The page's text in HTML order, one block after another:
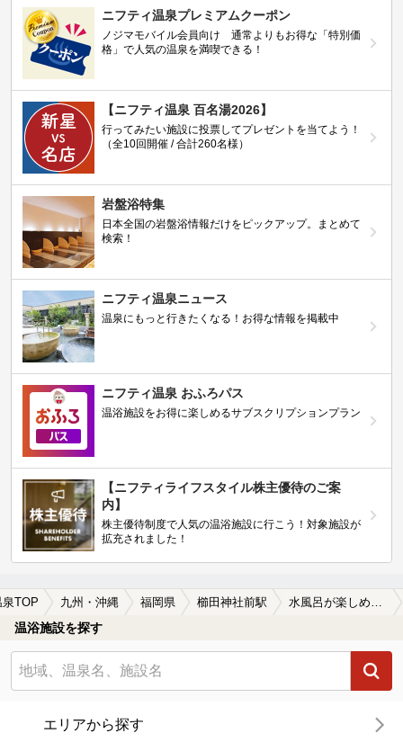
ニフティ温泉プレミアムクーポン
ノジマモバイル会員向け 通常よりもお得な「特別価
格」で人気の温泉を満喫できる！
【ニフティ温泉 百名湯2026】
行ってみたい施設に投票してプレゼントを当てよう！
（全10回開催 / 合計260名様）
岩盤浴特集
日本全国の岩盤浴情報だけをピックアップ。まとめて
検索！
ニフティ温泉ニュース
温泉にもっと行きたくなる！お得な情報を掲載中
ニフティ温泉 おふろパス
温浴施設をお得に楽しめるサブスクリプションプラン
【ニフティライフスタイル株主優待のご案
内】
株主優待制度で人気の温浴施設に行こう！対象施設が
拡充されました！
泉TOP 九州・沖縄 福岡県 櫛田神社前駅 水風呂が楽しめる櫛田神社前駅近くの温泉、日帰り温泉、スーパー銭湯おすすめ
温浴施設を探す
エリアから探す